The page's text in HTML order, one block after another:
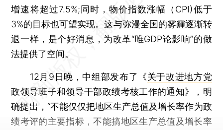
增速将超过7.5%;同时，物价指数涨幅（CPI)低于
3%的目标也可望实现。这与弥漫全国的雾霾逐渐转
退一样，是个好消息，为改革“唯GDP论影响”的做
法提供了空间。
12月9日晚，中组部发布了《关于改进地方党
政领导班子和领导干部政绩考核工作的通知》，明
确提出，“不能仅仅把地区生产总值及增长率作为政
绩考评的主要指标，不能搞地区生产总值及增长率